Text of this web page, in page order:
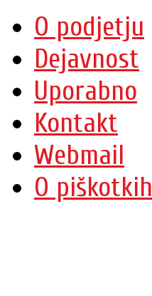
O podjetju
Dejavnost
Uporabno
Kontakt
Webmail
O piškotkih